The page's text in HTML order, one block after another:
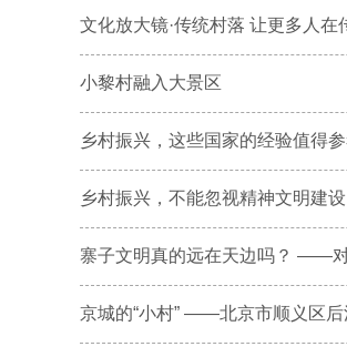
文化放大镜·传统村落 让更多人在
小黎村融入大景区
乡村振兴，这些国家的经验值得
乡村振兴，不能忽视精神文明建设
寨子文明真的远在天边吗？ ——
京城的“小村” ——北京市顺义区